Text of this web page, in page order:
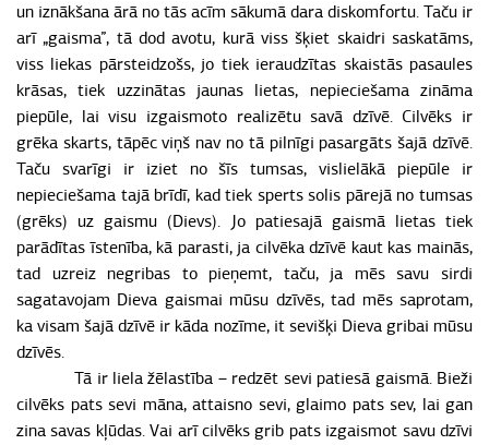
un iznākšana ārā no tās acīm sākumā dara diskomfortu. Taču ir
arī „gaisma”, tā dod avotu, kurā viss šķiet skaidri saskatāms,
viss liekas pārsteidzošs, jo tiek ieraudzītas skaistās pasaules
krāsas, tiek uzzinātas jaunas lietas, nepieciešama zināma
piepūle, lai visu izgaismoto realizētu savā dzīvē. Cilvēks ir
grēka skarts, tāpēc viņš nav no tā pilnīgi pasargāts šajā dzīvē.
Taču svarīgi ir iziet no šīs tumsas, vislielākā piepūle ir
nepieciešama tajā brīdī, kad tiek sperts solis pārejā no tumsas
(grēks) uz gaismu (Dievs). Jo patiesajā gaismā lietas tiek
parādītas īstenība, kā parasti, ja cilvēka dzīvē kaut kas mainās,
tad uzreiz negribas to pieņemt, taču, ja mēs savu sirdi
sagatavojam Dieva gaismai mūsu dzīvēs, tad mēs saprotam,
ka visam šajā dzīvē ir kāda nozīme, it sevišķi Dieva gribai mūsu
dzīvēs.
Tā ir liela žēlastība – redzēt sevi patiesā gaismā. Bieži
cilvēks pats sevi māna, attaisno sevi, glaimo pats sev, lai gan
zina savas kļūdas. Vai arī cilvēks grib pats izgaismot savu dzīvi